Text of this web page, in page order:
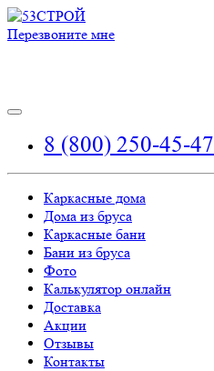
Перезвоните мне
8 (800) 250-45-47
Каркасные дома
Дома из бруса
Каркасные бани
Бани из бруса
Фото
Калькулятор онлайн
Доставка
Акции
Отзывы
Контакты